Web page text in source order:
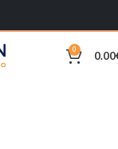
0 0.00